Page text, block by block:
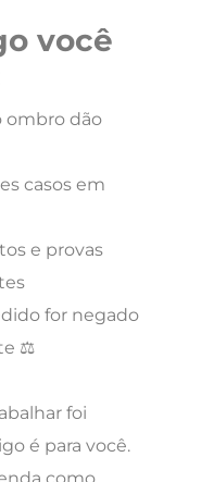
você
ombro dão
casos em
e provas
for negado
⚖️
foi
é para você.
como